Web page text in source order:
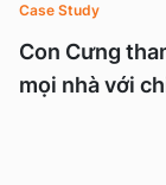
Con Cưng
mọi nhà với
Case Study